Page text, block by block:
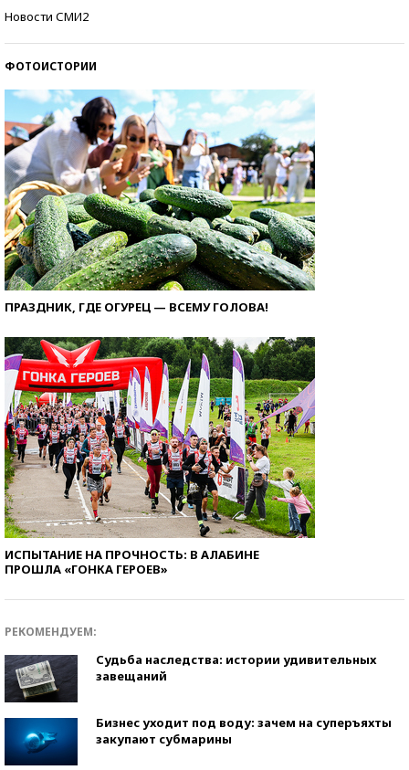
Новости СМИ2
ФОТОИСТОРИИ
ПРАЗДНИК, ГДЕ ОГУРЕЦ — ВСЕМУ ГОЛОВА!
ИСПЫТАНИЕ НА ПРОЧНОСТЬ: В АЛАБИНЕ
ПРОШЛА «ГОНКА ГЕРОЕВ»
РЕКОМЕНДУЕМ:
Судьба наследства: истории удивительных
завещаний
Бизнес уходит под воду: зачем на суперъяхты
закупают субмарины